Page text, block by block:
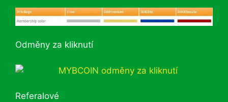
Odměny za kliknutí
Referalové